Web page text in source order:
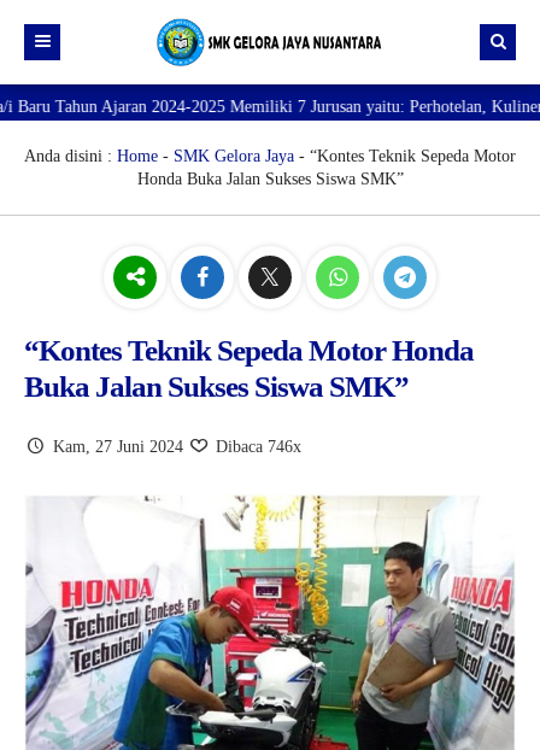
Beranda
Profil
SARANA PRASARANA
DATA GURU
Ajaran 2024-2025 Memiliki 7 Jurusan yaitu: Perhotelan, Kuliner,
Anda disini : Home - SMK Gelora Jaya - “Kontes Teknik Sepeda Motor
Honda Buka Jalan Sukses Siswa SMK”
“Kontes Teknik Sepeda Motor Honda
Buka Jalan Sukses Siswa SMK”
Kam, 27 Juni 2024 Dibaca 746x